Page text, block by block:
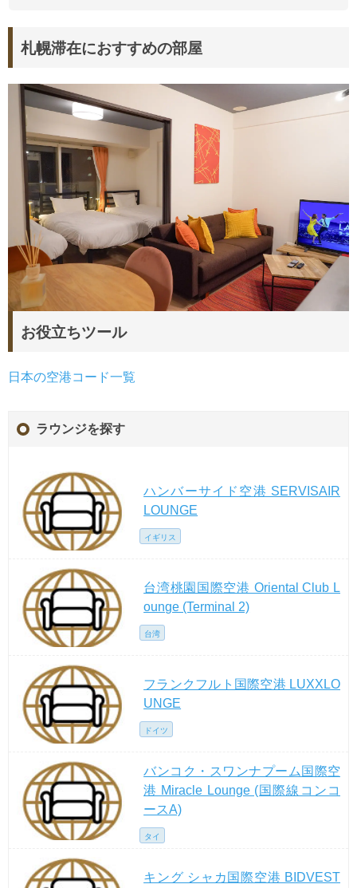
札幌滞在におすすめの部屋
お役立ちツール
日本の空港コード一覧
ラウンジを探す
ハンバーサイド空港 SERVISAIR
LOUNGE
イギリス
台湾桃園国際空港 Oriental Club L
ounge (Terminal 2)
台湾
フランクフルト国際空港 LUXXLO
UNGE
ドイツ
バンコク・スワンナプーム国際空
港 Miracle Lounge (国際線コンコ
ースA)
タイ
キング シャカ国際空港 BIDVEST